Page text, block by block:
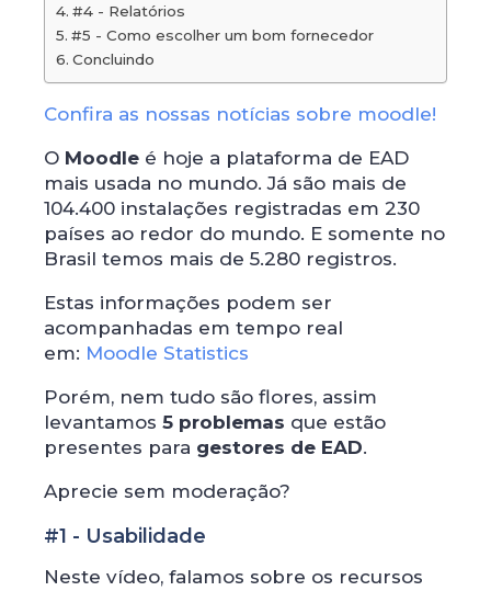
#4 - Relatórios
#5 - Como escolher um bom fornecedor
Concluindo
Confira as nossas notícias sobre moodle!
O Moodle é hoje a plataforma de EAD
mais usada no mundo. Já são mais de
104.400 instalações registradas em 230
países ao redor do mundo. E somente no
Brasil temos mais de 5.280 registros.
Estas informações podem ser
acompanhadas em tempo real
em: Moodle Statistics
Porém, nem tudo são flores, assim
levantamos 5 problemas que estão
presentes para gestores de EAD.
Aprecie sem moderação?
#1 - Usabilidade
Neste vídeo, falamos sobre os recursos